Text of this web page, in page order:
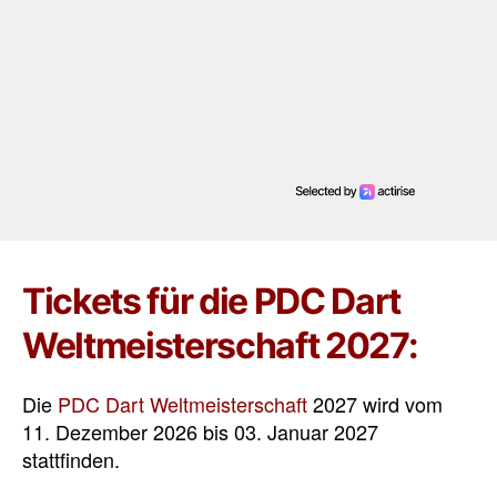
Tickets für die PDC Dart
Weltmeisterschaft 2027:
Die PDC Dart Weltmeisterschaft2027 wird vom
11. Dezember 2026 bis 03. Januar 2027
stattfinden.